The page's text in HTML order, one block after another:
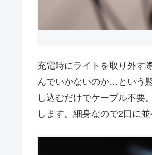
充電時にライトを取り外す
んでいかないのか…という
し込むだけでケーブル不要
します。細身なので2口に